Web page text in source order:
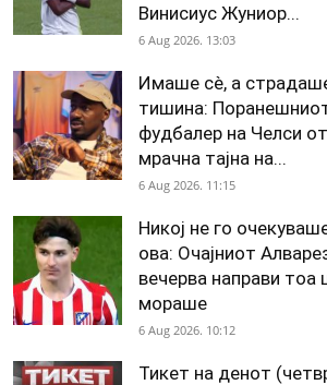
Винисиус Жуниор...
6 Aug 2026. 13:03
Имаше сè, а
тишина:
фудбалер на Челси
мрачна тајна на...
6 Aug 2026. 11:15
Никој не го
ова: Очајниот
вечерва направи тоа
мораше
6 Aug 2026. 10:12
Тикет на денот